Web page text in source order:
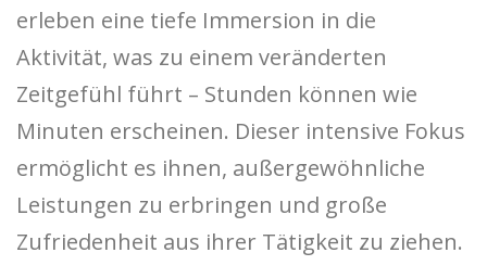
erleben eine tiefe Immersion in die
Aktivität, was zu einem veränderten
Zeitgefühl führt – Stunden können wie
Minuten erscheinen. Dieser intensive Fokus
ermöglicht es ihnen, außergewöhnliche
Leistungen zu erbringen und große
Zufriedenheit aus ihrer Tätigkeit zu ziehen.